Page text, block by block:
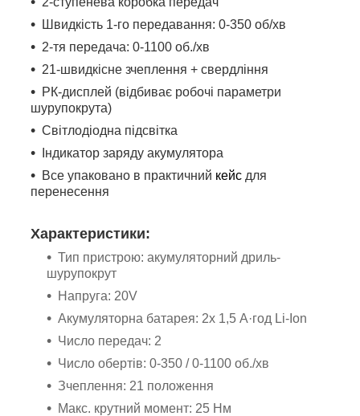
Швидкість 1-го передавання: 0-350 об/хв
2-тя передача: 0-1100 об./хв
21-швидкісне зчеплення + свердління
РК-дисплей (відбиває робочі параметри
шурупокрута)
Світлодіодна підсвітка
Індикатор заряду акумулятора
Все упаковано в практичний кейс для
перенесення
Характеристики:
Тип пристрою: акумуляторний дриль-
шурупокрут
Напруга: 20V
Акумуляторна батарея: 2x 1,5 А·год Li-Ion
Число передач: 2
Число обертів: 0-350 / 0-1100 об./хв
Зчеплення: 21 положення
Макс. крутний момент: 25 Нм